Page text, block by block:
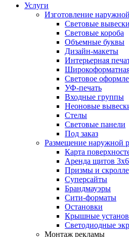
Услуги
Изготовление
Световые вывески
Световые короба
Объемные буквы
Дизайн-макеты
Интерьерная
Световое
УФ-печать
Входные группы
Неоновые
Стелы
Световые панели
Под заказ
Размещение наружной
Карта
Аренда щитов 3х6
Призмы и
Суперсайты
Брандмауэры
Сити-форматы
Остановки
Крышные
Светодиодные
Монтаж рекламы